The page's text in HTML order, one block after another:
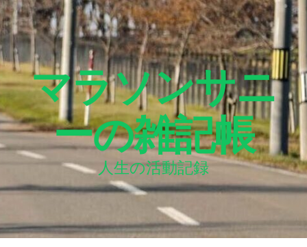
マラソンサニ
ーの雑記帳
人生の活動記録